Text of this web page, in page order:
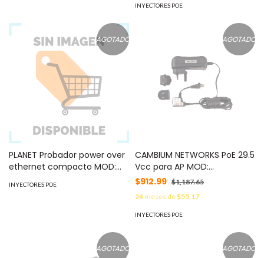
INYECTORES POE
AGOTADO
PLANET Probador power over
ethernet compacto MOD:
INYECTORES POE
AGOTADO
CAMBIUM NETWORKS PoE 29.5
Vcc para AP MOD:
ACPSSW20A
$912.99 $1,187.65
24meses de$55.17
INYECTORES POE
AGOTADO AGOTADO